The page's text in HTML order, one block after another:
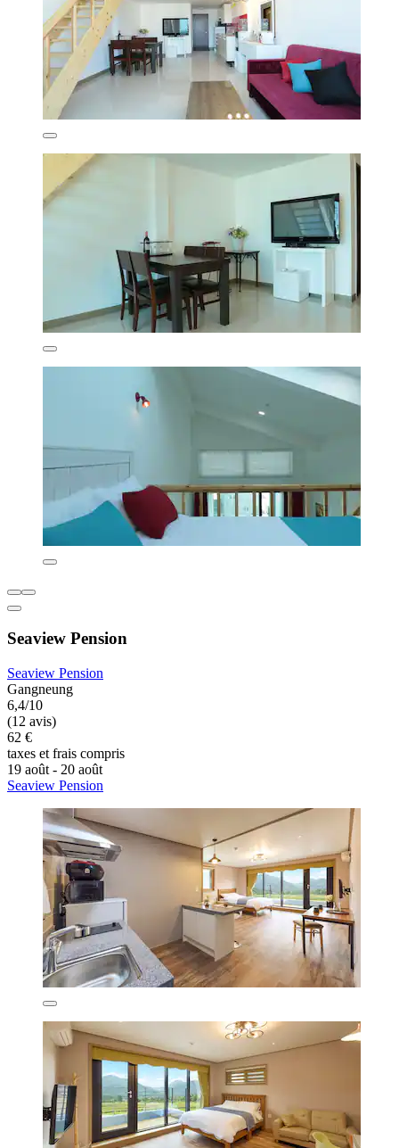
Seaview Pension
Seaview Pension
Gangneung
6,4/10
(12 avis)
62 €
taxes et frais compris
19 août - 20 août
Seaview Pension